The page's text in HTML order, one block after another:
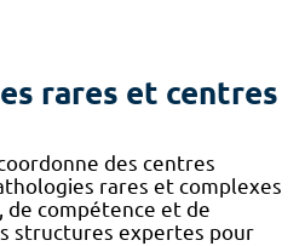
rares et centres
des centres
rares et complexes
de compétence et de
structures expertes pour